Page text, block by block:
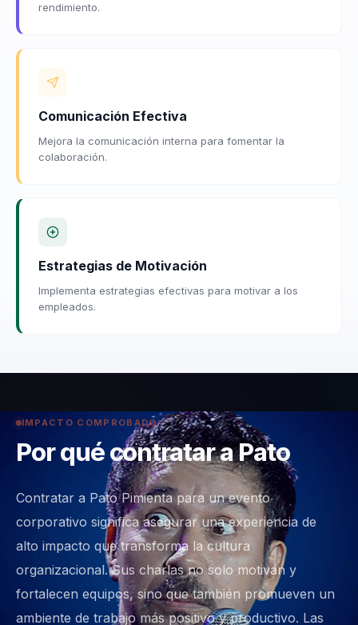
rendimiento.
Comunicación Efectiva
Mejora la comunicación interna para fomentar la
colaboración.
Estrategias de Motivación
Implementa estrategias efectivas para motivar a los
empleados.
IMPACTO COMPROBADO
Por qué contratar a Pato
Contratar a Pato Pimienta para un evento
corporativo significa asegurar una experiencia de
alto impacto que transforma la cultura
organizacional. Sus charlas no solo motivan y
fortalecen equipos, sino que también promueven un
ambiente de trabajo más positivo y productivo. Las